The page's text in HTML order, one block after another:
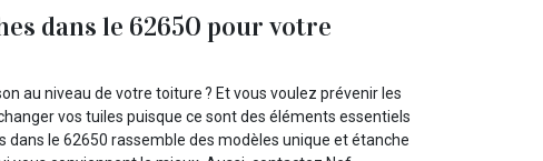
dans le 62650 pour votre
au niveau de votre toiture ? Et vous voulez prévenir les
vos tuiles puisque ce sont des éléments essentiels
le 62650 rassemble des modèles unique et étanche